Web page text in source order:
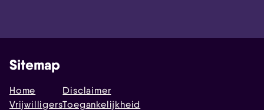
Sitemap
Home
Vrijwilligers
Disclaimer
Toegankelijkheid